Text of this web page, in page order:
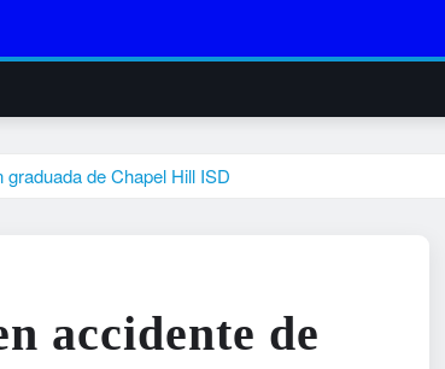
de Chapel Hill ISD
accidente de